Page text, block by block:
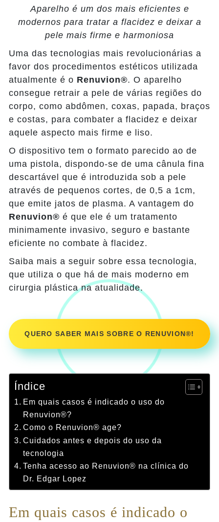
Aparelho é um dos mais eficientes e
modernos para tratar a flacidez e deixar a
pele mais firme e harmoniosa
Uma das tecnologias mais revolucionárias a
favor dos procedimentos estéticos utilizada
atualmente é o Renuvion®. O aparelho
consegue retrair a pele de várias regiões do
corpo, como abdômen, coxas, papada, braços
e costas, para combater a flacidez e deixar
aquele aspecto mais firme e liso.
O dispositivo tem o formato parecido ao de
uma pistola, dispondo-se de uma cânula fina
descartável que é introduzida sob a pele
através de pequenos cortes, de 0,5 a 1cm,
que emite jatos de plasma. A vantagem do
Renuvion® é que ele é um tratamento
minimamente invasivo, seguro e bastante
eficiente no combate à flacidez.
Saiba mais a seguir sobre essa tecnologia,
que utiliza o que há de mais moderno em
cirurgia plástica na atualidade.
QUERO SABER MAIS SOBRE O RENUVION®!
Índice
Em quais casos é indicado o uso do
Renuvion®?
Como o Renuvion® age?
Cuidados antes e depois do uso da
tecnologia
Tenha acesso ao Renuvion® na clínica do
Dr. Edgar Lopez
Em quais casos é indicado o